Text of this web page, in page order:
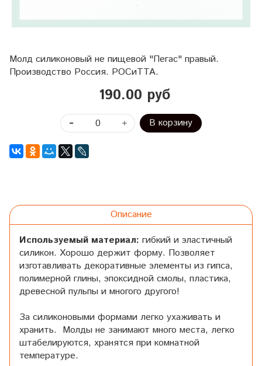
Молд силиконовый не пищевой "Пегас" правый.
Производство Россия. РОСиТТА.
190.00 руб
В корзину
Описание
Используемый материал: гибкий и эластичный
силикон. Хорошо держит форму. Позволяет
изготавливать декоративные элементы из гипса,
полимерной глины, эпоксидной смолы, пластика,
древесной пульпы и многого другого!
За силиконовыми формами легко ухаживать и
хранить. Молды не занимают много места, легко
штабелируются, хранятся при комнатной
температуре.